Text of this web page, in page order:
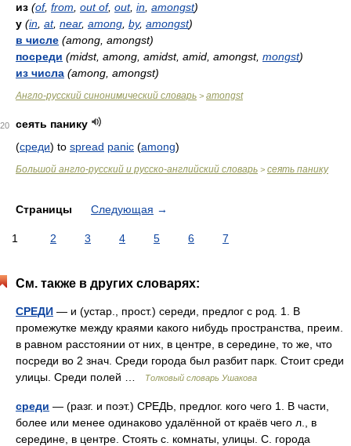
из (of, from out of, out, in amongst)
у (in at, near, among by, amongst)
в числе (among, amongst)
посреди (midst, among, amidst, amid, amongst, mongst)
из числа (among, amongst)
Англо-русский синонимический словарь > amongst
20
сеять панику
(среди) to spread panic (among)
Большой англо-русский и русско-английский словарь > сеять панику
Страницы Следующая →
1 2 3 4 5 6 7
См. также в других словарях:
СРЕДИ — и (устар., прост.) середи, предлог с род. 1. В
промежутке между краями какого нибудь пространства, преим.
в равном расстоянии от них, в центре, в середине, то же, что
посреди во 2 знач. Среди города был разбит парк. Стоит среди
улицы. Среди полей …
Толковый словарь Ушакова
среди — (разг. и поэт.) СРЕДЬ, предлог. кого чего 1. В части,
более или менее одинаково удалённой от краёв чего л., в
середине, в центре. Стоять с. комнаты, улицы. С. города